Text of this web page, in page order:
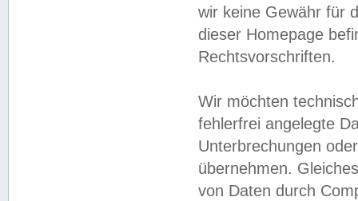
wir keine Gewähr für
dieser Homepage
Rechtsvorschriften.
Wir möchten
fehlerfrei angelegte
Unterbrechungen
übernehmen.
von Daten durch